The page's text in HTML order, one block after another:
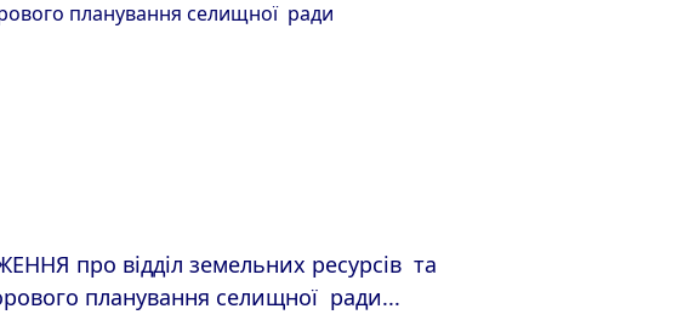
про відділ земельних ресурсів та
планування селищної ради...